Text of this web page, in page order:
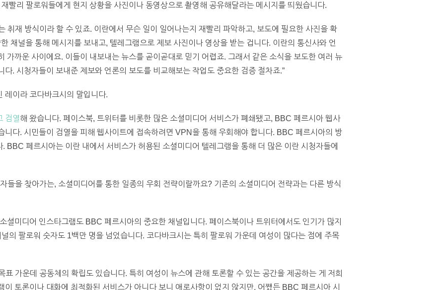
빨리 팔로워들에게 현지 상황을 사진이나 동영상으로 촬영해 공유해달라는 메시지를 띄웠습니다.
취재 방식이라 할 수 있죠. 이란에서 무슨 일이 일어나는지 재빨리 파악하고, 보도에 필요한 사진을 확
채널을 통해 메시지를 보내고, 텔레그램으로 제보 사진이나 영상을 받는 겁니다. 이란의 통신사와 언
가까운 사이에요. 이들이 내보내는 뉴스를 곧이곧대로 믿기 어렵죠. 그래서 같은 소식을 보도한 여러 뉴
다. 시청자들이 보내준 제보와 언론의 보도를 비교해보는 작업도 중요한 검증 절차죠.”
레이라 코다바크시의 말입니다.
검열해 왔습니다. 페이스북, 트위터를 비롯한 많은 소셜미디어 서비스가 폐쇄됐고, BBC 페르시아 웹사
니다. 시민들이 검열을 피해 웹사이트에 접속하려면 VPN을 통해 우회해야 합니다. BBC 페르시아의 방
BBC 페르시아는 이란 내에서 서비스가 허용된 소셜미디어 텔레그램을 통해 더 많은 이란 시청자들에
들을 찾아가는, 소셜미디어를 통한 일종의 우회 전략이랄까요? 기존의 소셜미디어 전략과는 다른 방식
셜미디어 인스타그램도 BBC 페르시아의 중요한 채널입니다. 페이스북이나 트위터에서도 인기가 많지
의 팔로워 숫자도 1백만 명을 넘었습니다. 코다바크시는 특히 팔로워 가운데 여성이 많다는 점에 주목
표 가운데 공동체의 확립도 있습니다. 특히 여성이 뉴스에 관해 토론할 수 있는 공간을 제공하는 게 저희
이 토론이나 대화에 최적화된 서비스가 아니다 보니 애로사항이 없지 않지만, 어쨌든 BBC 페르시아 시